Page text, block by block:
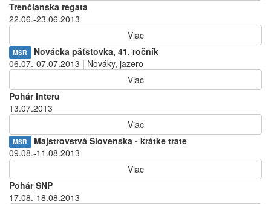
Trenčianska regata
22.06.-23.06.2013
Viac
MSR
Novácka päťstovka, 41. ročník
06.07.-07.07.2013 | Nováky, jazero
Viac
Pohár Interu
13.07.2013
Viac
MSR
Majstrovstvá Slovenska - krátke trate
09.08.-11.08.2013
Viac
Pohár SNP
17.08.-18.08.2013